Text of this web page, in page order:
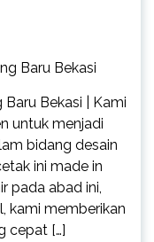
Baru Bekasi | Kami
untuk menjadi
bidang desain
ini made in
pada abad ini,
kami memberikan
cepat […]